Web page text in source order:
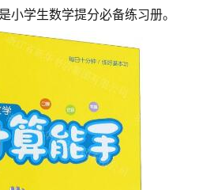
小学生数学提分必备练习册。